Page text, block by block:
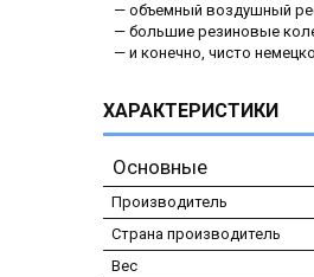
— объемный воздушный
— большие резиновые
— и конечно, чисто
ХАРАКТЕРИСТИКИ
Основные
Производитель
Страна производитель
Вес